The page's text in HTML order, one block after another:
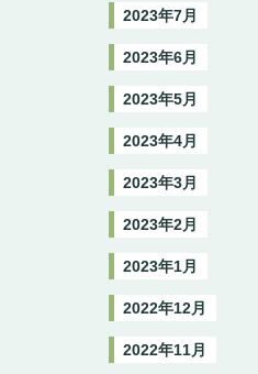
2023年7月
2023年6月
2023年5月
2023年4月
2023年3月
2023年2月
2023年1月
2022年12月
2022年11月